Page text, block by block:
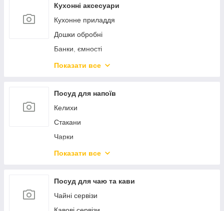
Ковші
Чайники
Турки
Миски
Марміти
Форми для випікання
Силіконові форми
Кухонні аксесуари
Кухонне приладдя
Дошки обробні
Банки, ємності
Контейнери для продуктів
Ножі кухонні
Точила для ножів
Підставки та колоди для ножів
Сито, сушарки, друшляки
Тертки, овочерізки, подрібнювачі
Кавомолки
Кавоварки
Хлібниці
Показати все
Посуд для напоїв
Келихи
Стакани
Чарки
Стопки
Глечики, графіни
Декантери
Штофи
Показати все
Посуд для чаю та кави
Чайні сервізи